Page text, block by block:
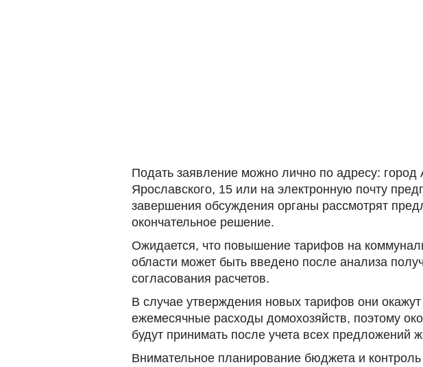
Подать заявление можно лично по адресу: город
Ярославского, 15 или на электронную почту
завершения обсуждения органы рассмотрят
окончательное решение.
Ожидается, что повышение тарифов на
области может быть введено после анализа
согласования расчетов.
В случае утверждения новых тарифов они
ежемесячные расходы домохозяйств, поэтому
будут принимать после учета всех предложений
Внимательное планирование бюджета и